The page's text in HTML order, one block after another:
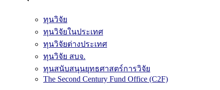
ทุนวิจัย
ทุนวิจัยในประเทศ
ทุนวิจัยต่างประเทศ
ทุนวิจัย สบจ.
ทุนสนับสนุนยุทธศาสตร์การวิจัย
The Second Century Fund Office (C2F)